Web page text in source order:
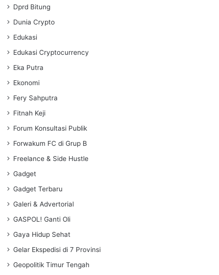
Dprd Bitung
Dunia Crypto
Edukasi
Edukasi Cryptocurrency
Eka Putra
Ekonomi
Fery Sahputra
Fitnah Keji
Forum Konsultasi Publik
Forwakum FC di Grup B
Freelance & Side Hustle
Gadget
Gadget Terbaru
Galeri & Advertorial
GASPOL! Ganti Oli
Gaya Hidup Sehat
Gelar Ekspedisi di 7 Provinsi
Geopolitik Timur Tengah